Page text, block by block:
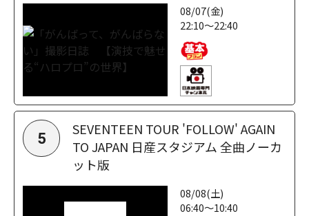
08/07(金)
22:10～22:40
5
SEVENTEEN TOUR 'FOLLOW' AGAIN
TO JAPAN 日産スタジアム 全曲ノーカ
ット版
08/08(土)
06:40～10:40